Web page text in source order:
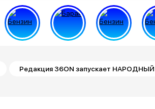
Редакция 36ON запускает